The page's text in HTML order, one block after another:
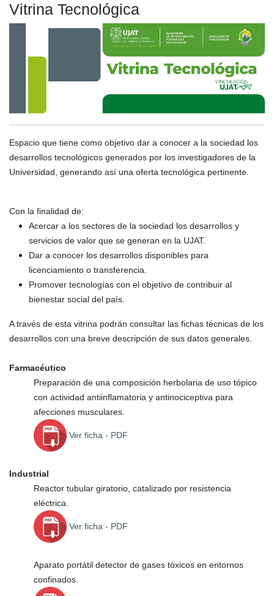
Vitrina Tecnológica
Espacio que tiene como objetivo dar a conocer a la sociedad los
desarrollos tecnológicos generados por los investigadores de la
Universidad, generando así una oferta tecnológica pertinente.
Con la finalidad de:
Acercar a los sectores de la sociedad los desarrollos y
servicios de valor que se generan en la UJAT.
Dar a conocer los desarrollos disponibles para
licenciamiento o transferencia.
Promover tecnologías con el objetivo de contribuir al
bienestar social del país.
A través de esta vitrina podrán consultar las fichas técnicas de los
desarrollos con una breve descripción de sus datos generales.
Farmacéutico
Preparación de una composición herbolaria de uso tópico
con actividad antiinflamatoria y antinociceptiva para
afecciones musculares.
Ver ficha - PDF
Industrial
Reactor tubular giratorio, catalizado por resistencia
eléctrica.
Ver ficha - PDF
Aparato portátil detector de gases tóxicos en entornos
confinados.